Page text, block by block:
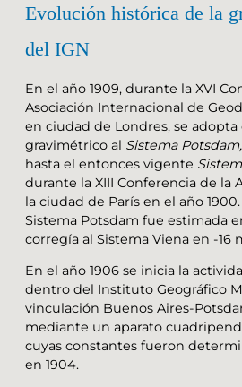
Evolución histórica de la
del IGN
En el año 1909, durante la XVI
Asociación Internacional de
en ciudad de Londres, se adopta
gravimétrico al Sistema Potsdam,
hasta el entonces vigente
durante la XIII Conferencia de la
la ciudad de París en el año
Sistema Potsdam fue estimada
corregía al Sistema Viena en -16
En el año 1906 se inicia la
dentro del Instituto Geográfico
vinculación Buenos Aires-
mediante un aparato
cuyas constantes fueron
en 1904.